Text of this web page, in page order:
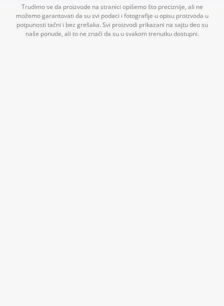
Trudimo se da proizvode na stranici opišemo što preciznije, ali ne
možemo garantovati da su svi podaci i fotografije u opisu proizvoda u
potpunosti tačni i bez grešaka. Svi proizvodi prikazani na sajtu deo su
naše ponude, ali to ne znači da su u svakom trenutku dostupni.